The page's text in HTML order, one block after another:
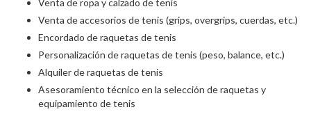
Venta de ropa y calzado de tenis
Venta de accesorios de tenis (grips, overgrips, cuerdas, etc.)
Encordado de raquetas de tenis
Personalización de raquetas de tenis (peso, balance, etc.)
Alquiler de raquetas de tenis
Asesoramiento técnico en la selección de raquetas y
equipamiento de tenis